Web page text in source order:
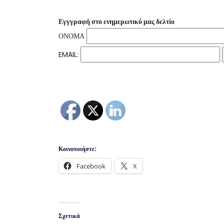
Εγγγραφή στο ενημερωτικό μας δελτίο
ΟΝΟΜΑ
EMAIL:
Κοινοποιήστε:
Facebook X
Σχετικά